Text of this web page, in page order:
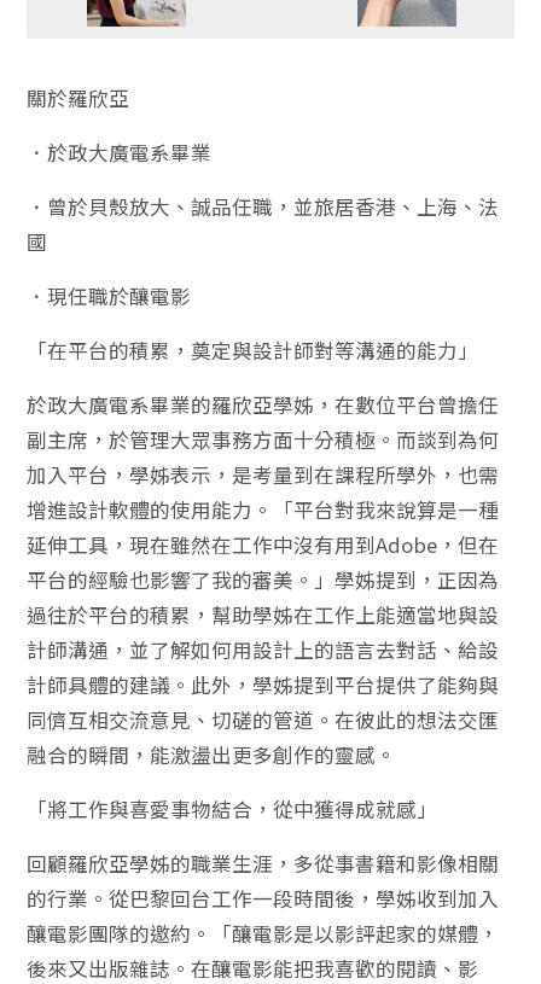
關於羅欣亞
．於政大廣電系畢業
．曾於貝殼放大、誠品任職，並旅居香港、上海、法
國
．現任職於釀電影
「在平台的積累，奠定與設計師對等溝通的能力」
於政大廣電系畢業的羅欣亞學姊，在數位平台曾擔任
副主席，於管理大眾事務方面十分積極。而談到為何
加入平台，學姊表示，是考量到在課程所學外，也需
增進設計軟體的使用能力。「平台對我來說算是一種
延伸工具，現在雖然在工作中沒有用到Adobe，但在
平台的經驗也影響了我的審美。」學姊提到，正因為
過往於平台的積累，幫助學姊在工作上能適當地與設
計師溝通，並了解如何用設計上的語言去對話、給設
計師具體的建議。此外，學姊提到平台提供了能夠與
同儕互相交流意見、切磋的管道。在彼此的想法交匯
融合的瞬間，能激盪出更多創作的靈感。
「將工作與喜愛事物結合，從中獲得成就感」
回顧羅欣亞學姊的職業生涯，多從事書籍和影像相關
的行業。從巴黎回台工作一段時間後，學姊收到加入
釀電影團隊的邀約。「釀電影是以影評起家的媒體，
後來又出版雜誌。在釀電影能把我喜歡的閱讀、影